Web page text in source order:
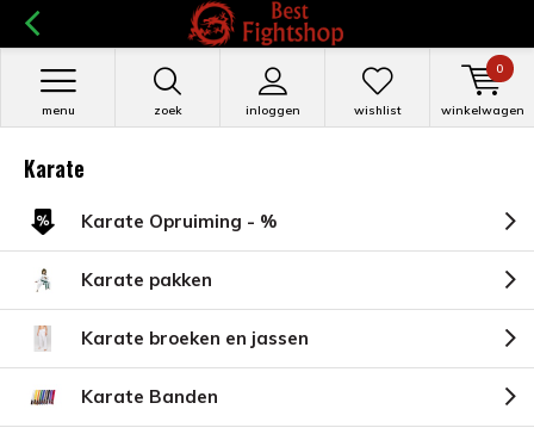
zoek inloggen
menu wishlist winkelwagen
0
Karate
Karate Opruiming - %
Karate pakken
Karate broeken en jassen
Karate Banden